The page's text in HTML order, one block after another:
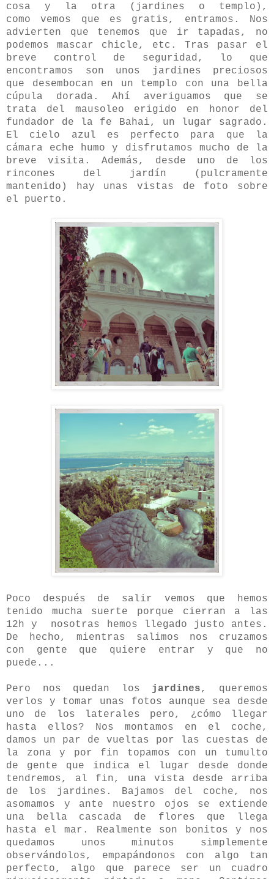
cosa y la otra (jardines o templo),
como vemos que es gratis, entramos. Nos
advierten que tenemos que ir tapadas, no
podemos mascar chicle, etc. Tras pasar el
breve control de seguridad, lo que
encontramos son unos jardines preciosos
que desembocan en un templo con una bella
cúpula dorada. Ahí averiguamos que se
trata del mausoleo erigido en honor del
fundador de la fe Bahai, un lugar sagrado.
El cielo azul es perfecto para que la
cámara eche humo y disfrutamos mucho de la
breve visita. Además, desde uno de los
rincones del jardín (pulcramente
mantenido) hay unas vistas de foto sobre
el puerto.
Poco después de salir vemos que hemos
tenido mucha suerte porque cierran a las
12h y nosotras hemos llegado justo antes.
De hecho, mientras salimos nos cruzamos
con gente que quiere entrar y que no
puede...
Pero nos quedan los jardines, queremos
verlos y tomar unas fotos aunque sea desde
uno de los laterales pero, ¿cómo llegar
hasta ellos? Nos montamos en el coche,
damos un par de vueltas por las cuestas de
la zona y por fin topamos con un tumulto
de gente que indica el lugar desde donde
tendremos, al fin, una vista desde arriba
de los jardines. Bajamos del coche, nos
asomamos y ante nuestro ojos se extiende
una bella cascada de flores que llega
hasta el mar. Realmente son bonitos y nos
quedamos unos minutos simplemente
observándolos, empapándonos con algo tan
perfecto, algo que parece ser un cuadro